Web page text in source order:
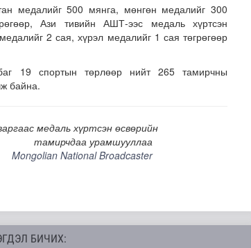
COP17-ын байгууламжтай танилцлаа
медалийг 500 мянга, мөнгөн медалийг 300
Ази тивийн АШТ-ээс медаль хүртсэн
2 сая, хүрэл медалийг 1 сая төгрөгөөр
19 спортын төрлөөр нийт 265 тамирчны
байна.
медаль хүртсэн өсвөрийн
тамирчдаа урамшууллаа
Mongolian National Broadcaster
БИЧИХ: